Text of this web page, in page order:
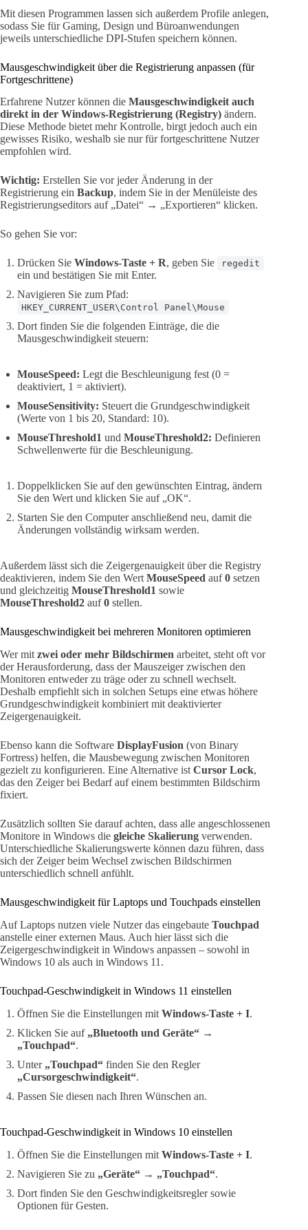
Mit diesen Programmen lassen sich außerdem Profile anlegen,
sodass Sie für Gaming, Design und Büroanwendungen
jeweils unterschiedliche DPI-Stufen speichern können.
Mausgeschwindigkeit über die Registrierung anpassen (für
Fortgeschrittene)
Erfahrene Nutzer können die Mausgeschwindigkeit auch
direkt in der Windows-Registrierung (Registry) ändern.
Diese Methode bietet mehr Kontrolle, birgt jedoch auch ein
gewisses Risiko, weshalb sie nur für fortgeschrittene Nutzer
empfohlen wird.
Wichtig: Erstellen Sie vor jeder Änderung in der
Registrierung ein Backup, indem Sie in der Menüleiste des
Registrierungseditors auf „Datei“ → „Exportieren“ klicken.
So gehen Sie vor:
Drücken Sie Windows-Taste + R, geben Sie regedit
ein und bestätigen Sie mit Enter.
Navigieren Sie zum Pfad:
HKEY_CURRENT_USER\Control Panel\Mouse
Dort finden Sie die folgenden Einträge, die die
Mausgeschwindigkeit steuern:
MouseSpeed: Legt die Beschleunigung fest (0 =
deaktiviert, 1 = aktiviert).
MouseSensitivity: Steuert die Grundgeschwindigkeit
(Werte von 1 bis 20, Standard: 10).
MouseThreshold1 und MouseThreshold2: Definieren
Schwellenwerte für die Beschleunigung.
Doppelklicken Sie auf den gewünschten Eintrag, ändern
Sie den Wert und klicken Sie auf „OK“.
Starten Sie den Computer anschließend neu, damit die
Änderungen vollständig wirksam werden.
Außerdem lässt sich die Zeigergenauigkeit über die Registry
deaktivieren, indem Sie den Wert MouseSpeed auf0 setzen
und gleichzeitig MouseThreshold1 sowie
MouseThreshold2 auf0 stellen.
Mausgeschwindigkeit bei mehreren Monitoren optimieren
Wer mit zwei oder mehr Bildschirmen arbeitet, steht oft vor
der Herausforderung, dass der Mauszeiger zwischen den
Monitoren entweder zu träge oder zu schnell wechselt.
Deshalb empfiehlt sich in solchen Setups eine etwas höhere
Grundgeschwindigkeit kombiniert mit deaktivierter
Zeigergenauigkeit.
Ebenso kann die Software DisplayFusion (von Binary
Fortress) helfen, die Mausbewegung zwischen Monitoren
gezielt zu konfigurieren. Eine Alternative ist Cursor Lock,
das den Zeiger bei Bedarf auf einem bestimmten Bildschirm
fixiert.
Zusätzlich sollten Sie darauf achten, dass alle angeschlossenen
Monitore in Windows die gleiche Skalierung verwenden.
Unterschiedliche Skalierungswerte können dazu führen, dass
sich der Zeiger beim Wechsel zwischen Bildschirmen
unterschiedlich schnell anfühlt.
Mausgeschwindigkeit für Laptops und Touchpads einstellen
Auf Laptops nutzen viele Nutzer das eingebaute Touchpad
anstelle einer externen Maus. Auch hier lässt sich die
Zeigergeschwindigkeit in Windows anpassen – sowohl in
Windows 10 als auch in Windows 11.
Touchpad-Geschwindigkeit in Windows 11 einstellen
Öffnen Sie die Einstellungen mit Windows-Taste + I.
Klicken Sie auf „Bluetooth und Geräte“ →
„Touchpad“.
Unter „Touchpad“ finden Sie den Regler
„Cursorgeschwindigkeit“.
Passen Sie diesen nach Ihren Wünschen an.
Touchpad-Geschwindigkeit in Windows 10 einstellen
Öffnen Sie die Einstellungen mit Windows-Taste + I.
Navigieren Sie zu „Geräte“ → „Touchpad“.
Dort finden Sie den Geschwindigkeitsregler sowie
Optionen für Gesten.